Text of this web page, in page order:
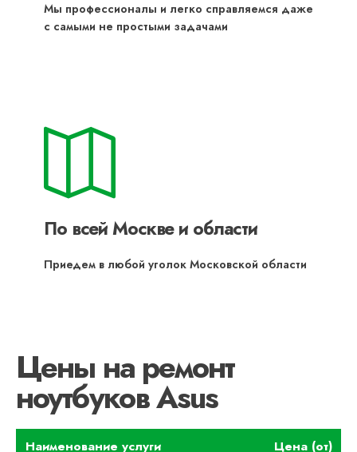
Мы профессионалы и легко справляемся даже
с самыми не простыми задачами
По всей Москве и области
Приедем в любой уголок Московской области
Цены на ремонт
ноутбуков Asus
Наименование услуги
Цена (от)